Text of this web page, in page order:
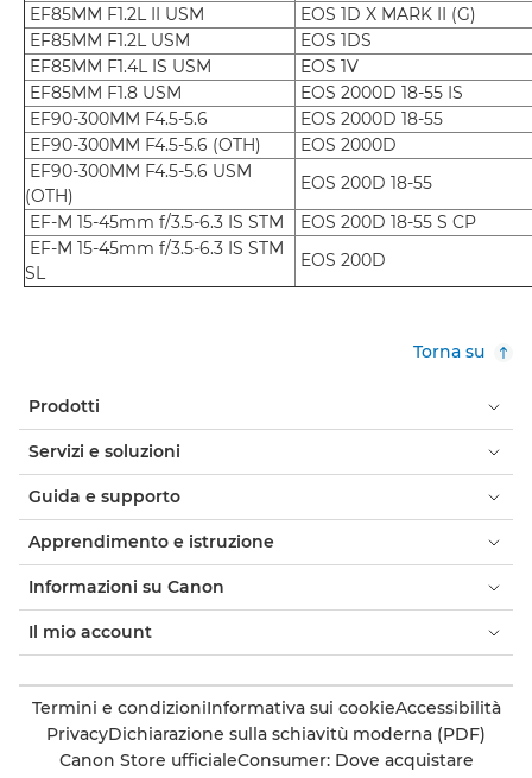
EF85MM F1.2L II USM
EOS 1D X MARK II (G)
EF85MM F1.2L USM
EOS 1DS
EF85MM F1.4L IS USM
EOS 1V
EF85MM F1.8 USM
EOS 2000D 18-55 IS
EF90-300MM F4.5-5.6
EOS 2000D 18-55
EF90-300MM F4.5-5.6 (OTH)
EOS 2000D
EF90-300MM F4.5-5.6 USM
(OTH)
EOS 200D 18-55
EF-M 15-45mm f/3.5-6.3 IS STM
EOS 200D 18-55 S CP
EF-M 15-45mm f/3.5-6.3 IS STM
SL
EOS 200D
Torna su
Prodotti
Servizi e soluzioni
Guida e supporto
Apprendimento e istruzione
Informazioni su Canon
Il mio account
Termini e condizioniInformativa sui cookieAccessibilità
PrivacyDichiarazione sulla schiavitù moderna (PDF)
Canon Store ufficialeConsumer: Dove acquistare